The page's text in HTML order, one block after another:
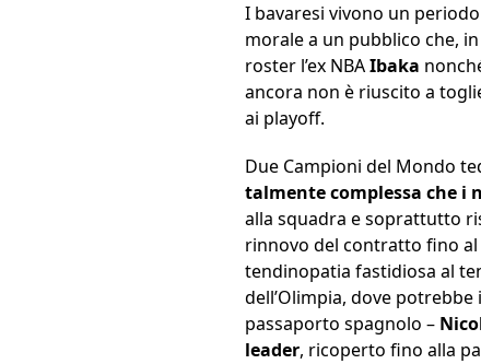
I bavaresi vivono un
morale a un pubblico che,
roster l’ex NBAIbaka
ancora non è riuscito a
ai playoff.
Due Campioni del Mondo
talmente complessa che i
alla squadra e soprattutto
rinnovo del contratto fino al
tendinopatia fastidiosa al
dell’Olimpia, dove
passaporto spagnolo –
leader, ricoperto fino alla